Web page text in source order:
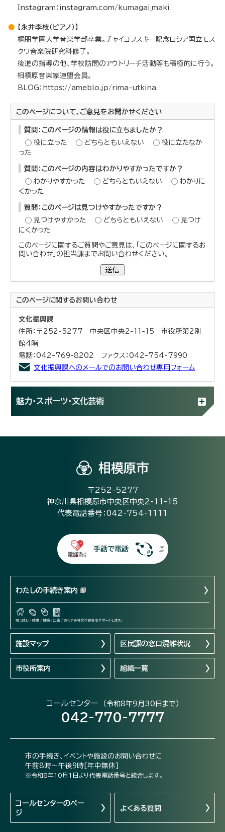
Instagram：instagram.com/kumagai_maki
【永井李枝（ピアノ）】
桐朋学園大学音楽学部卒業。チャイコフスキー記念ロシア国立モス
クワ音楽院研究科修了。
後進の指導の他、学校訪問のアウトリーチ活動等も積極的に行う。
相模原音楽家連盟会員。
BLOG：https://ameblo.jp/rima-utkina
このページについて、ご意見をお聞かせください
質問：このページの情報は役に立ちましたか？
役に立った
どちらともいえない
役に立たなか
った
質問：このページの内容はわかりやすかったですか？
わかりやすかった
どちらともいえない
わかりに
くかった
質問：このページは見つけやすかったですか？
見つけやすかった
どちらともいえない
見つけ
にくかった
このページに関するご質問やご意見は、「このページに関するお
問い合わせ」の担当課までお問い合わせください。
送信
このページに関するお問い合わせ
文化振興課
住所：〒252-5277 中央区中央2-11-15 市役所第2別
館4階
電話：042-769-8202 ファクス：042-754-7990
文化振興課へのメールでのお問い合わせ専用フォーム
魅力・スポーツ・文化芸術
相模原市
〒252-5277
神奈川県相模原市中央区中央2-11-15
代表電話番号：042-754-1111
手話で電話
わたしの手続き案内
引っ越し / 結婚 / 離婚 / 出産 / おくやみ等の手続きをサポートします。
施設マップ 区民課の窓口混雑状況
市役所案内 組織一覧
コールセンター （令和8年9月30日まで）
042-770-7777
市の手続き、イベントや施設のお問い合わせに
午前8時～午後9時[年中無休]
※令和8年10月1日より代表電話番号と統合します。
コールセンターのペー
ジ
よくある質問